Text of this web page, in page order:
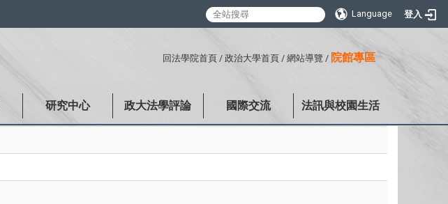
Language 登入
回法學院首頁 / 政治大學首頁 / 網站導覽 / 院館專區
研究中心 政大法學評論 國際交流 法訊與校園生活